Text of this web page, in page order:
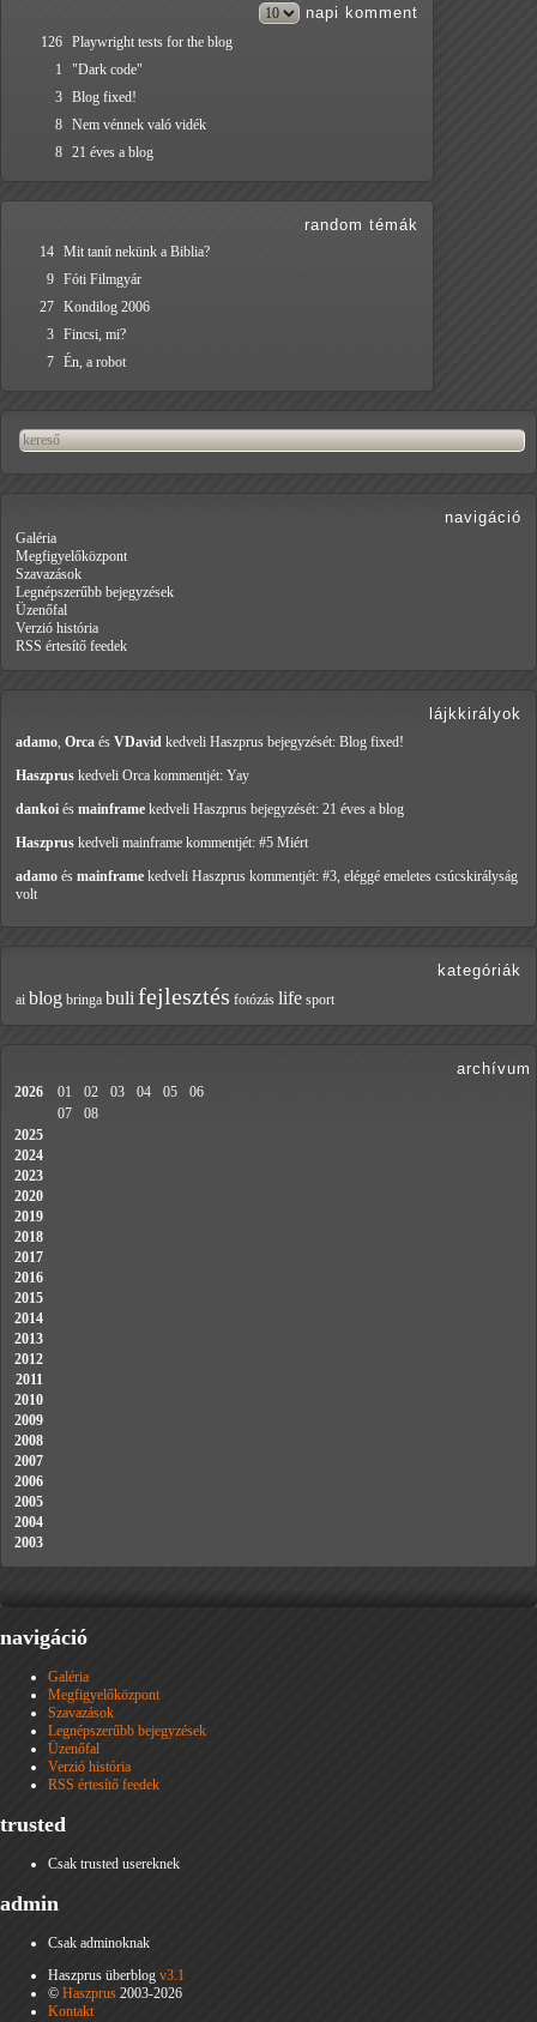
napi komment
126 Playwright tests for the blog
1
"Dark code"
3 Blog fixed!
8 Nem vénnek való vidék
8 21 éves a blog
random témák
14 Mit tanít nekünk a Biblia?
9 Fóti Filmgyár
27 Kondilog 2006
3 Fincsi, mi?
7 Én, a robot
navigáció
Galéria
Megfigyelőközpont
Szavazások
Legnépszerűbb bejegyzések
Üzenőfal
Verzió história
RSS értesítő feedek
lájkkirályok
adamo, Orca és VDavid kedveli Haszprus bejegyzését: Blog fixed!
Haszprus kedveli Orca kommentjét: Yay
dankoi és mainframe kedveli Haszprus bejegyzését: 21 éves a blog
Haszprus kedveli mainframe kommentjét: #5 Miért
adamo és mainframe kedveli Haszprus kommentjét: #3, eléggé emeletes csúcskirályság
volt
kategóriák
ai blog bringa buli fejlesztés fotózás life sport
archívum
2026 01 02 03 04 05
06
07
08
2025
2024
2023
2020
2019
2018
2017
2016
2015
2014
2013
2012
2011
2010
2009
2008
2007
2006
2005
2004
2003
navigáció
Galéria
Megfigyelőközpont
Szavazások
Legnépszerűbb bejegyzések
Üzenőfal
Verzió história
RSS értesítő feedek
trusted
Csak trusted usereknek
admin
Csak adminoknak
Haszprus überblog v3.1
© Haszprus 2003-2026
Kontakt